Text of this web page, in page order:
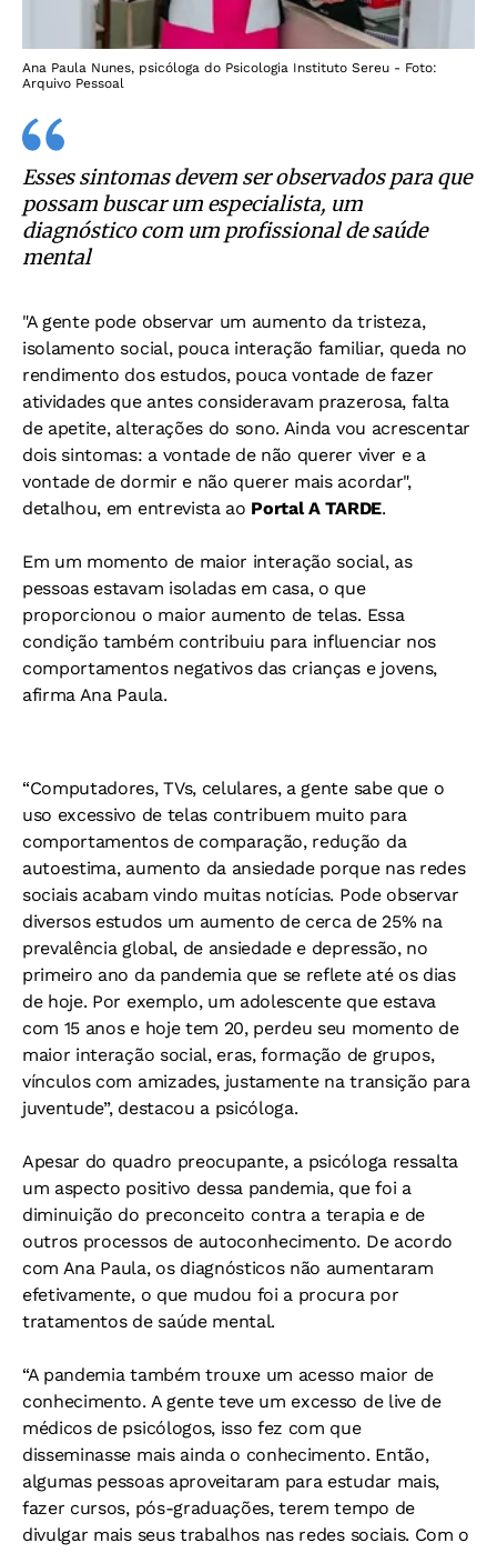
Ana Paula Nunes, psicóloga do Psicologia Instituto Sereu - Foto:
Arquivo Pessoal
Esses sintomas devem ser observados para que
possam buscar um especialista, um
diagnóstico com um profissional de saúde
mental
"A gente pode observar um aumento da tristeza,
isolamento social, pouca interação familiar, queda no
rendimento dos estudos, pouca vontade de fazer
atividades que antes consideravam prazerosa, falta
de apetite, alterações do sono. Ainda vou acrescentar
dois sintomas: a vontade de não querer viver e a
vontade de dormir e não querer mais acordar",
detalhou, em entrevista ao Portal A TARDE.
Em um momento de maior interação social, as
pessoas estavam isoladas em casa, o que
proporcionou o maior aumento de telas. Essa
condição também contribuiu para influenciar nos
comportamentos negativos das crianças e jovens,
afirma Ana Paula.
“Computadores, TVs, celulares, a gente sabe que o
uso excessivo de telas contribuem muito para
comportamentos de comparação, redução da
autoestima, aumento da ansiedade porque nas redes
sociais acabam vindo muitas notícias. Pode observar
diversos estudos um aumento de cerca de 25% na
prevalência global, de ansiedade e depressão, no
primeiro ano da pandemia que se reflete até os dias
de hoje. Por exemplo, um adolescente que estava
com 15 anos e hoje tem 20, perdeu seu momento de
maior interação social, eras, formação de grupos,
vínculos com amizades, justamente na transição para
juventude”, destacou a psicóloga.
Apesar do quadro preocupante, a psicóloga ressalta
um aspecto positivo dessa pandemia, que foi a
diminuição do preconceito contra a terapia e de
outros processos de autoconhecimento. De acordo
com Ana Paula, os diagnósticos não aumentaram
efetivamente, o que mudou foi a procura por
tratamentos de saúde mental.
“A pandemia também trouxe um acesso maior de
conhecimento. A gente teve um excesso de live de
médicos de psicólogos, isso fez com que
disseminasse mais ainda o conhecimento. Então,
algumas pessoas aproveitaram para estudar mais,
fazer cursos, pós-graduações, terem tempo de
divulgar mais seus trabalhos nas redes sociais. Com o